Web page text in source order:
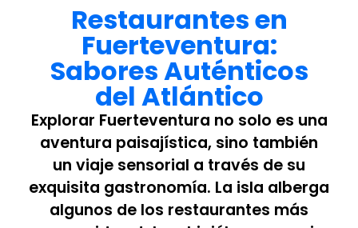
Restaurantes en
Fuerteventura:
Sabores Auténticos
del Atlántico
Explorar Fuerteventura no solo es una
aventura paisajística, sino también
un viaje sensorial a través de su
exquisita gastronomía. La isla alberga
algunos de los restaurantes más